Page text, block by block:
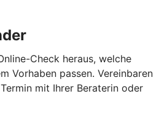
Check heraus, welche
Vorhaben passen. Vereinbaren
mit Ihrer Beraterin oder